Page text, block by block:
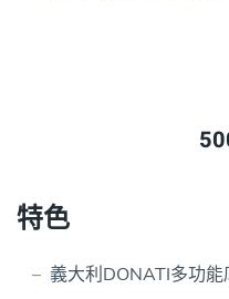
特色
義大利DONATI多功能